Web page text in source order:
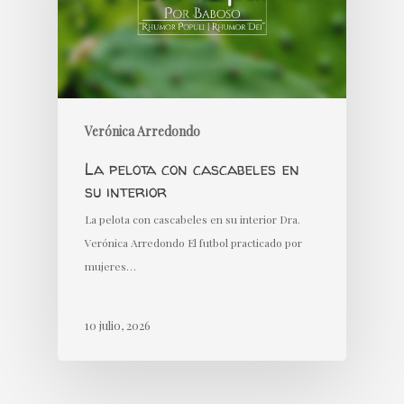
Verónica Arredondo
La pelota con cascabeles en
su interior
La pelota con cascabeles en su interior Dra.
Verónica Arredondo El futbol practicado por
mujeres…
10 julio, 2026